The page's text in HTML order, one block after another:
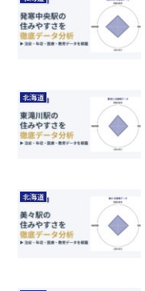
北海道
北海道